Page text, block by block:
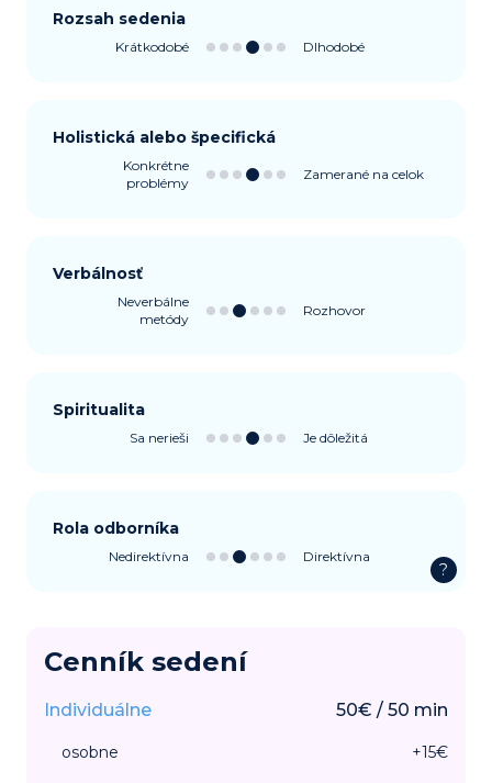
Rozsah sedenia
Krátkodobé Dlhodobé
Holistická alebo špecifická
Konkrétne
problémy
Zamerané na celok
Verbálnosť
Neverbálne
metódy
Rozhovor
Spiritualita
Sa nerieši Je dôležitá
Rola odborníka
Nedirektívna Direktívna
?
Cenník sedení
Individuálne 50€ / 50 min
osobne +15€